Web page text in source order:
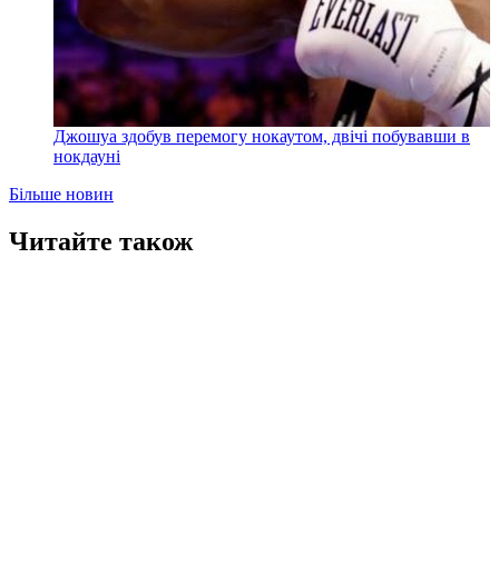
Джошуа здобув перемогу нокаутом, двічі побувавши в
нокдауні
Більше новин
Читайте також